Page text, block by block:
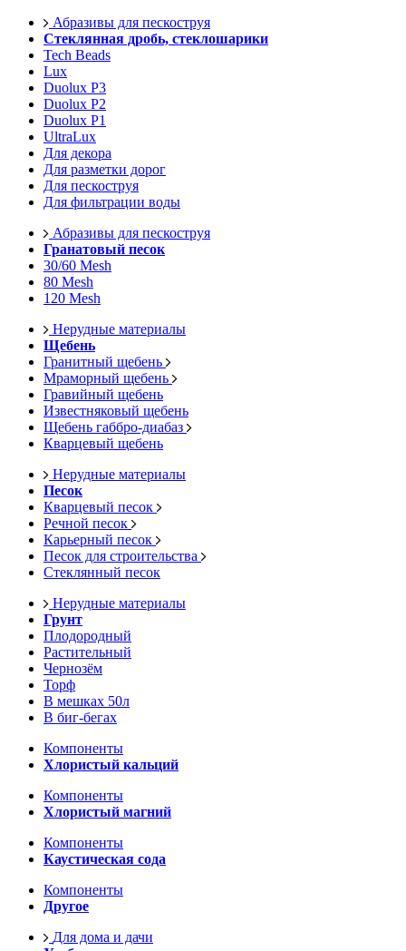
Абразивы для пескоструя
Стеклянная дробь, стеклошарики
Tech Beads
Lux
Duolux P3
Duolux P2
Duolux P1
UltraLux
Для декора
Для разметки дорог
Для пескоструя
Для фильтрации воды
Абразивы для пескоструя
Гранатовый песок
30/60 Mesh
80 Mesh
120 Mesh
Нерудные материалы
Щебень
Гранитный щебень
Мраморный щебень
Гравийный щебень
Известняковый щебень
Щебень габбро-диабаз
Кварцевый щебень
Нерудные материалы
Песок
Кварцевый песок
Речной песок
Карьерный песок
Песок для строительства
Стеклянный песок
Нерудные материалы
Грунт
Плодородный
Растительный
Чернозём
Торф
В мешках 50л
В биг-бегах
Компоненты
Хлористый кальций
Компоненты
Хлористый магний
Компоненты
Каустическая сода
Компоненты
Другое
Для дома и дачи